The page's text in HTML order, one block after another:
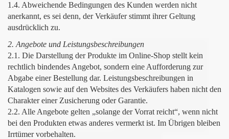
1.4. Abweichende Bedingungen des Kunden werden nicht
anerkannt, es sei denn, der Verkäufer stimmt ihrer Geltung
ausdrücklich zu.
2. Angebote und Leistungsbeschreibungen
2.1. Die Darstellung der Produkte im Online-Shop stellt kein
rechtlich bindendes Angebot, sondern eine Aufforderung zur
Abgabe einer Bestellung dar. Leistungsbeschreibungen in
Katalogen sowie auf den Websites des Verkäufers haben nicht den
Charakter einer Zusicherung oder Garantie.
2.2. Alle Angebote gelten „solange der Vorrat reicht“, wenn nicht
bei den Produkten etwas anderes vermerkt ist. Im Übrigen bleiben
Irrtümer vorbehalten.